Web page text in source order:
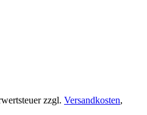
zzgl. Versandkosten,